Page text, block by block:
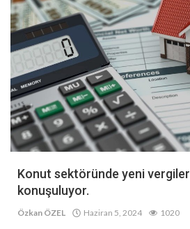
Konut sektöründe yeni
konuşuluyor.
Özkan ÖZEL Haziran 5, 2024 1020